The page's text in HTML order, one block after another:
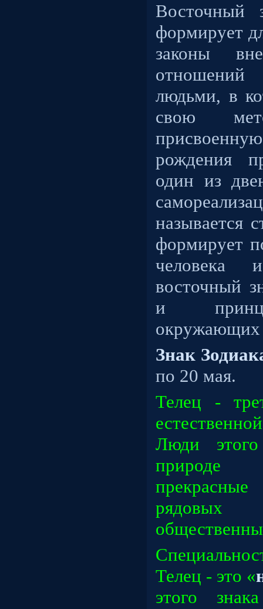
Восточный
формирует
законы
людьми, в
свою
рождения
один из
называется
формирует
восточный
и
окружающих
Знак
по 20 мая.
Телец -
Люди
природе
прекрасные
рядовых
Телец - это «
этого